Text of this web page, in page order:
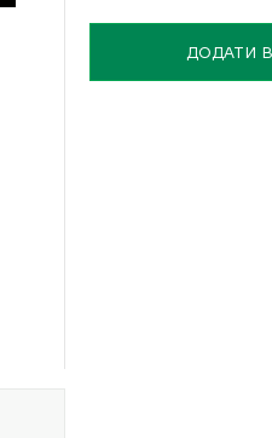
ДОДАТИ